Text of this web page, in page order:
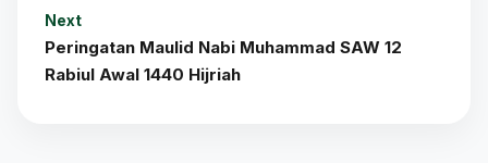
Next
Peringatan Maulid Nabi Muhammad SAW 12
Rabiul Awal 1440 Hijriah